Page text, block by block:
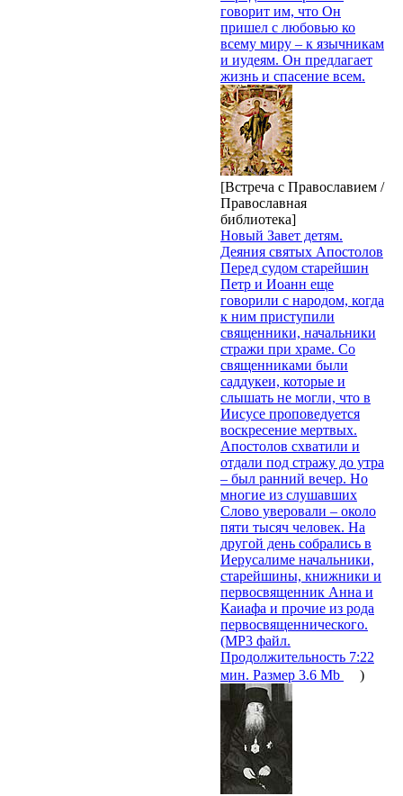
говорит им, что Он
пришел с любовью ко
всему миру – к язычникам
и иудеям. Он предлагает
жизнь и спасение всем.
[Встреча с Православием /
Православная
библиотека]
Новый Завет детям.
Деяния святых Апостолов
Перед судом старейшин
Петр и Иоанн еще
говорили с народом, когда
к ним приступили
священники, начальники
стражи при храме. Со
священниками были
саддукеи, которые и
слышать не могли, что в
Иисусе проповедуется
воскресение мертвых.
Апостолов схватили и
отдали под стражу до утра
– был ранний вечер. Но
многие из слушавших
Слово уверовали – около
пяти тысяч человек. На
другой день собрались в
Иерусалиме начальники,
старейшины, книжники и
первосвященник Анна и
Каиафа и прочие из рода
первосвященнического.
(MP3 файл.
Продолжительность 7:22
мин. Размер 3.6 Mb
)